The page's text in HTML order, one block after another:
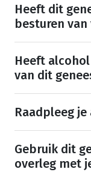
Heeft dit
besturen
Heeft
van dit
Raadpleeg je
Gebruik dit
overleg met